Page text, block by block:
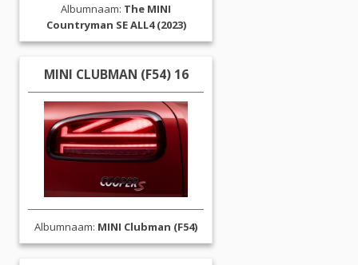
Albumnaam: The MINI
Countryman SE ALL4 (2023)
MINI CLUBMAN (F54) 16
Albumnaam: MINI Clubman (F54)